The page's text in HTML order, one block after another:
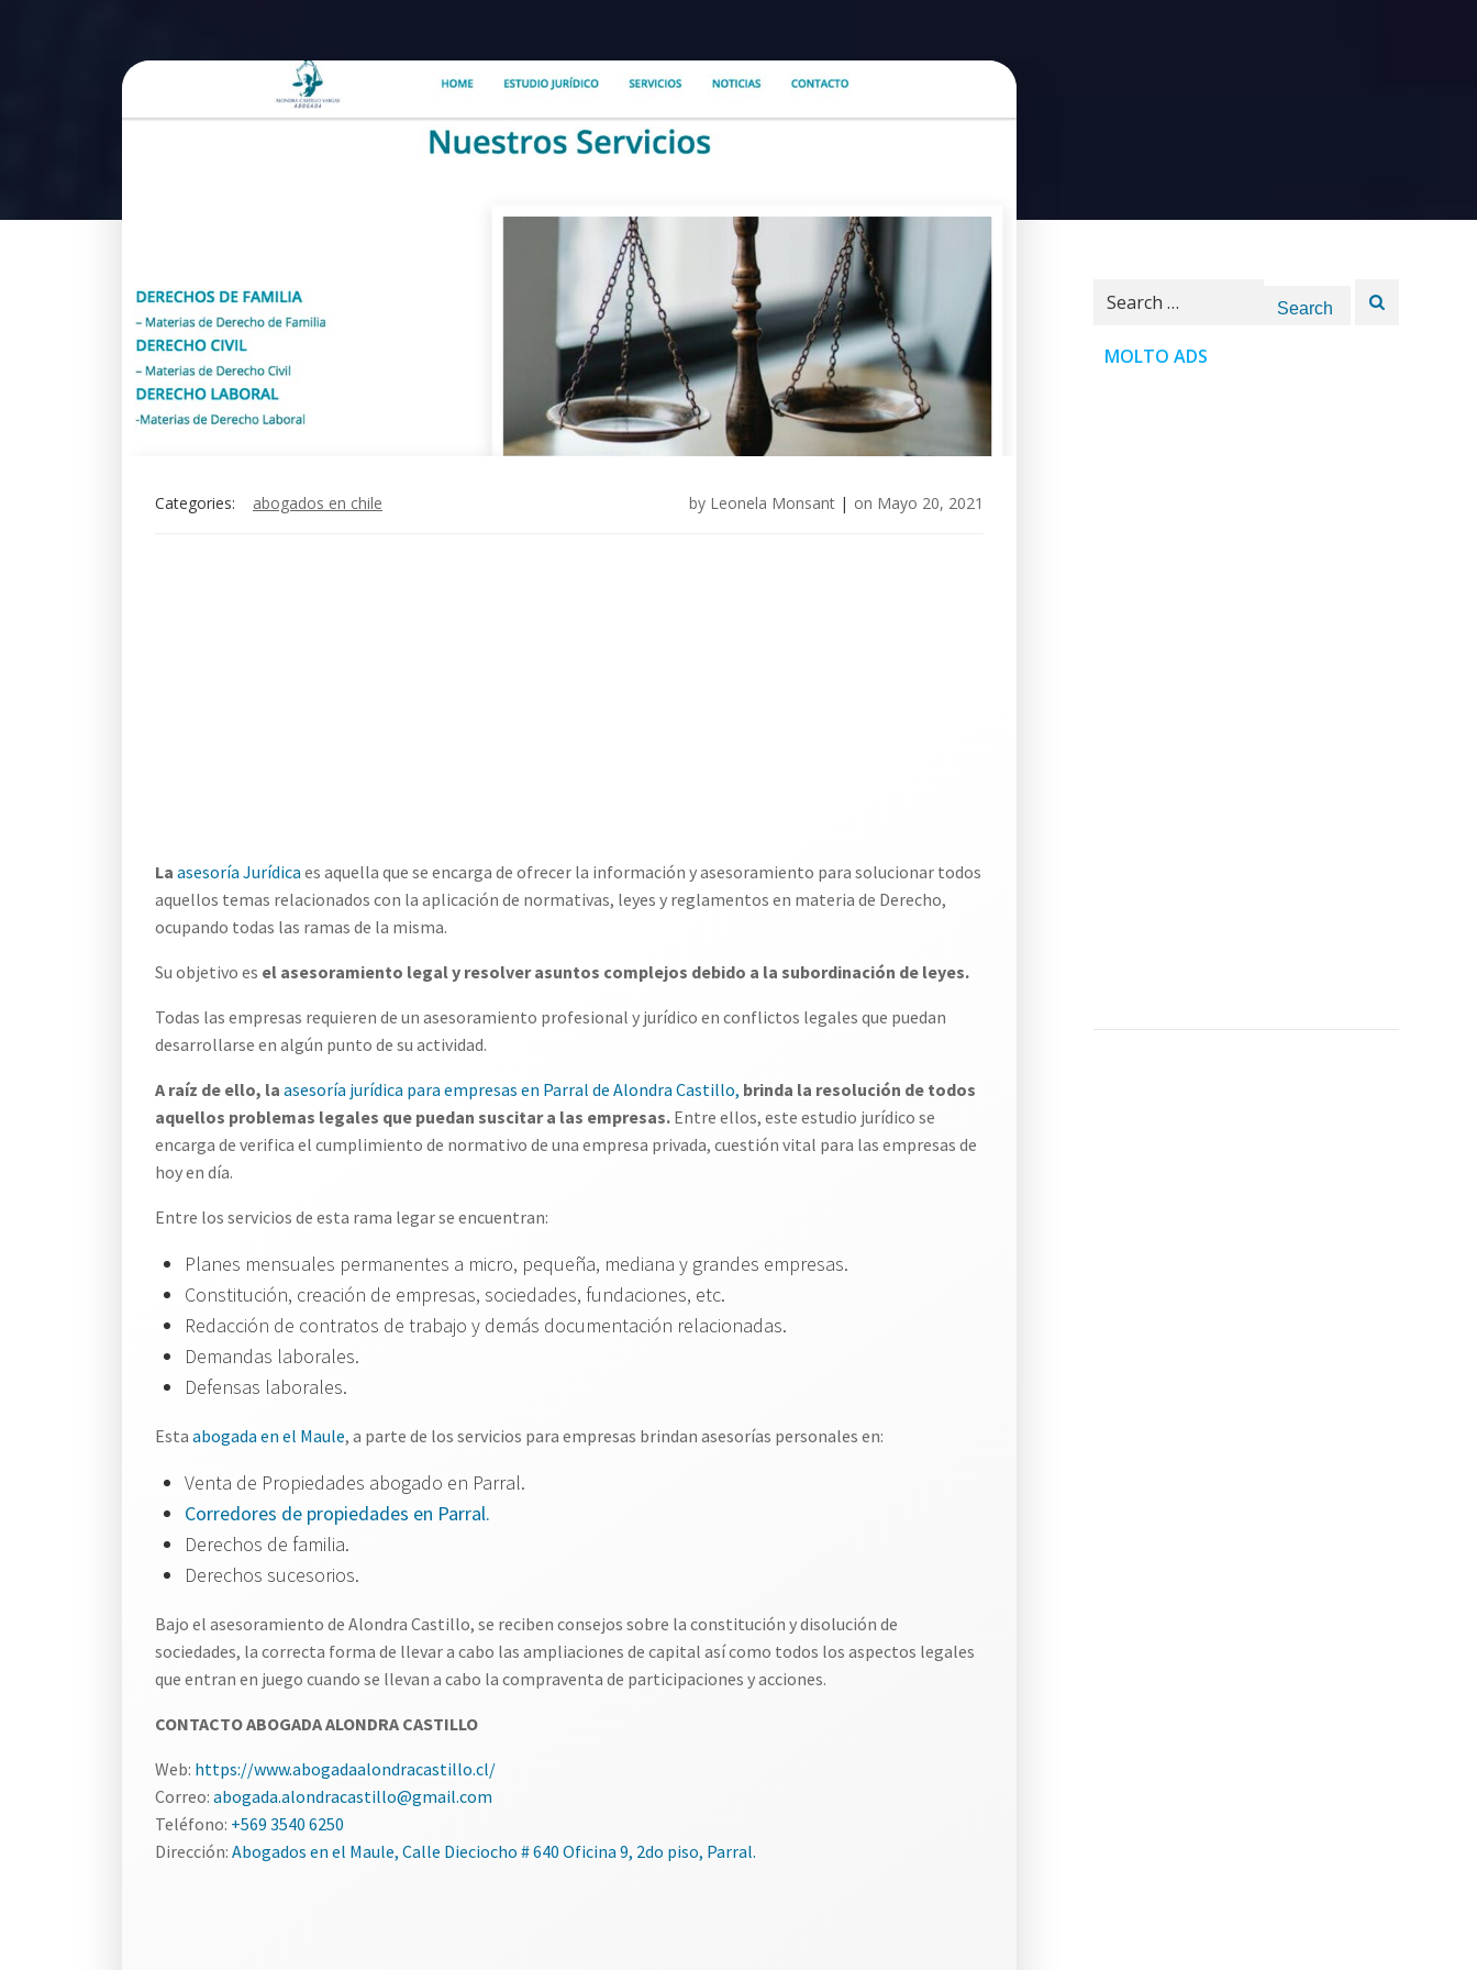
Categories: abogados en chile by Leonela Monsant | on Mayo 20, 2021
La asesoría Jurídica es aquella que se encarga de ofrecer la información y asesoramiento para solucionar todos
aquellos temas relacionados con la aplicación de normativas, leyes y reglamentos en materia de Derecho,
ocupando todas las ramas de la misma.
Su objetivo es el asesoramiento legal y resolver asuntos complejos debido a la subordinación de leyes.
Todas las empresas requieren de un asesoramiento profesional y jurídico en conflictos legales que puedan
desarrollarse en algún punto de su actividad.
A raíz de ello, la asesoría jurídica para empresas en Parral de Alondra Castillo, brinda la resolución de todos
aquellos problemas legales que puedan suscitar a las empresas. Entre ellos, este estudio jurídico se
encarga de verifica el cumplimiento de normativo de una empresa privada, cuestión vital para las empresas de
hoy en día.
Entre los servicios de esta rama legar se encuentran:
Planes mensuales permanentes a micro, pequeña, mediana y grandes empresas.
Constitución, creación de empresas, sociedades, fundaciones, etc.
Redacción de contratos de trabajo y demás documentación relacionadas.
Demandas laborales.
Defensas laborales.
Esta abogada en el Maule, a parte de los servicios para empresas brindan asesorías personales en:
Venta de Propiedades abogado en Parral.
Corredores de propiedades en Parral.
Derechos de familia.
Derechos sucesorios.
Bajo el asesoramiento de Alondra Castillo, se reciben consejos sobre la constitución y disolución de
sociedades, la correcta forma de llevar a cabo las ampliaciones de capital así como todos los aspectos legales
que entran en juego cuando se llevan a cabo la compraventa de participaciones y acciones.
CONTACTO ABOGADA ALONDRA CASTILLO
Web: https://www.abogadaalondracastillo.cl/
Correo: abogada.alondracastillo@gmail.com
Teléfono: +569 3540 6250
Dirección: Abogados en el Maule, Calle Dieciocho # 640 Oficina 9, 2do piso, Parral.
Search
MOLTO ADS